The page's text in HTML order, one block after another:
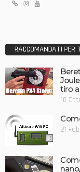
RACCOMANDATI PER
tiro
10
21